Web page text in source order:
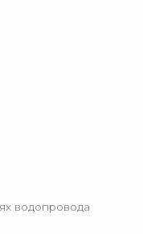
водопровода